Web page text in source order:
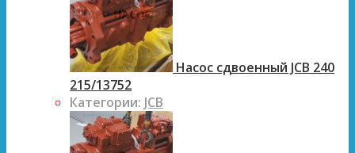
Насос сдвоенный JCB 240
215/13752
Категории: JCB